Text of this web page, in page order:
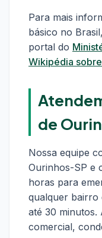
Para mais
básico no
portal do
Wikipédia
de
Nossa equipe
Ourinhos-SP e
horas para
qualquer bairro
até 30 minutos.
comercial,